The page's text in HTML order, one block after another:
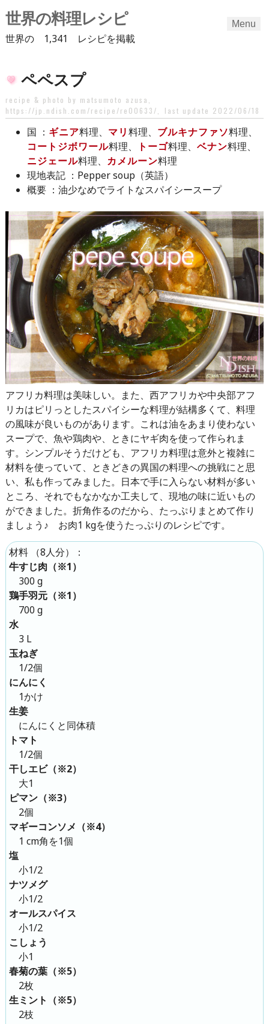
世界の料理レシピ
世界の 1,341 レシピを掲載
Menu
to ペペスプ
recipe & photo by matsumoto azusa,
https://jp.ndish.com/recipe/re00633/
last update 2022/06/18
国 ： ギニア料理、 マリ料理、 ブルキナファソ料理、
コートジボワール料理、 トーゴ料理、 ベナン料理、
ニジェール料理、 カメルーン料理
現地表記 ：Pepper soup（英語）
概要 ：油少なめでライトなスパイシースープ
アフリカ料理は美味しい。また、西アフリカや中央部アフ
リカはピリっとしたスパイシーな料理が結構多くて、料理
の風味が良いものがあります。これは油をあまり使わない
スープで、魚や鶏肉や、ときにヤギ肉を使って作られま
す。シンプルそうだけども、アフリカ料理は意外と複雑に
材料を使っていて、ときどきの異国の料理への挑戦にと思
い、私も作ってみました。日本で手に入らない材料が多い
ところ、それでもなかなか工夫して、現地の味に近いもの
ができました。折角作るのだから、たっぷりまとめて作り
ましょう♪ お肉1 kgを使うたっぷりのレシピです。
材料 （8人分）：
牛すじ肉（※1）
300 g
鶏手羽元（※1）
700 g
水
3 L
玉ねぎ
1/2個
にんにく
1かけ
生姜
にんにくと同体積
トマト
1/2個
干しエビ（※2）
大1
ピマン（※3）
2個
マギーコンソメ（※4）
1 cm角を1個
塩
小1/2
ナツメグ
小1/2
オールスパイス
小1/2
こしょう
小1
春菊の葉（※5）
2枚
生ミント（※5）
2枝